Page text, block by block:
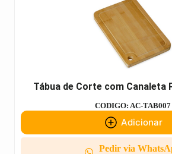
Tábua de Corte com Canaleta
CODIGO: AC-TAB007
Adicionar
Pedir via